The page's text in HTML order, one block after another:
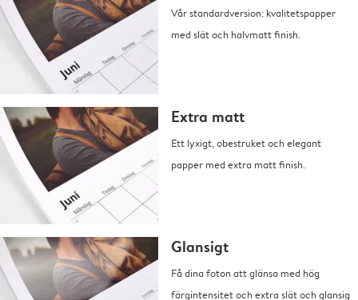
Vår standardversion: kvalitetspapper
med slät och halvmatt finish.
Extra matt
Ett lyxigt, obestruket och elegant
papper med extra matt finish.
Glansigt
Få dina foton att glänsa med hög
färgintensitet och extra slät och glansig